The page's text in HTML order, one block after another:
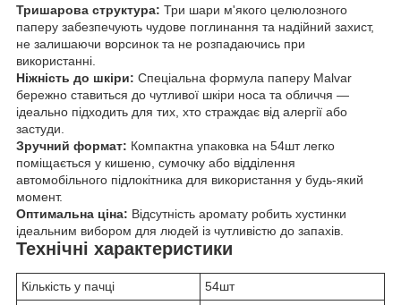
Тришарова структура: Три шари м'якого целюлозного
паперу забезпечують чудове поглинання та надійний захист,
не залишаючи ворсинок та не розпадаючись при
використанні.
Ніжність до шкіри: Спеціальна формула паперу Malvar
бережно ставиться до чутливої шкіри носа та обличчя —
ідеально підходить для тих, хто страждає від алергії або
застуди.
Зручний формат: Компактна упаковка на 54шт легко
поміщається у кишеню, сумочку або відділення
автомобільного підлокітника для використання у будь-який
момент.
Оптимальна ціна: Відсутність аромату робить хустинки
ідеальним вибором для людей із чутливістю до запахів.
Технічні характеристики
Кількість у пачці
54шт